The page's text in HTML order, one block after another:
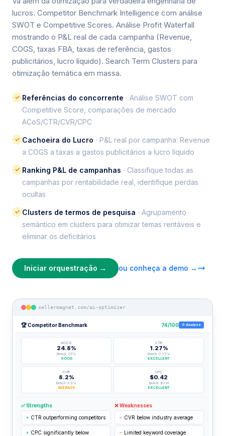
lucros. Competitor Benchmark Intelligence com análise
SWOT e Competitive Scores. Análise Profit Waterfall
mostrando o P&L real de cada campanha (Revenue,
COGS, taxas FBA, taxas de referência, gastos
publicitários, lucro líquido). Search Term Clusters para
otimização temática em massa.
✓ Referências do concorrente · Análise SWOT com
Competitive Score, comparações de mercado
ACoS/CTR/CVR/CPC
✓ Cachoeira do Lucro · P&L real por campanha: Revenue
a COGS a taxas a gastos publicitários a lucro líquido
✓ Ranking P&L de campanhas · Classifique todas as
campanhas por rentabilidade real, identifique perdas
ocultas
✓ Clusters de termos de pesquisa · Agrupamento
semântico em clusters para otimizar temas rentáveis e
eliminar os deficitários
Iniciar orquestração → ou conheça a demo →
sellermagnet.com/ai-optimizer
🏆 Competitor Benchmark 74/100 ⟳ Analyze
ACOS
24.8%
Bench: 30%
GOOD
CTR
1.27%
Bench: 0.35%
EXCELLENT
CVR
8.2%
Bench: 9.5%
AVERAGE
CPC
$0.42
Bench: $0.91
EXCELLENT
✅ Strengths
+ CTR outperforming competitors
+ CPC significantly below
❌ Weaknesses
− CVR below industry average
− Limited keyword coverage